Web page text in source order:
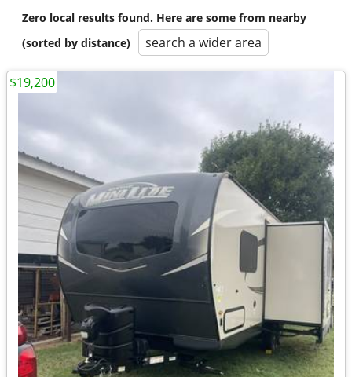
Zero local results found. Here are some from nearby
(sorted by distance)
search a wider area
$19,200